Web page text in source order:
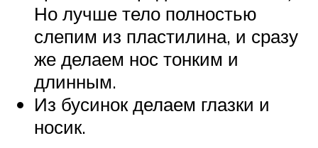
Но лучше тело полностью
слепим из пластилина, и сразу
же делаем нос тонким и
длинным.
Из бусинок делаем глазки и
носик.